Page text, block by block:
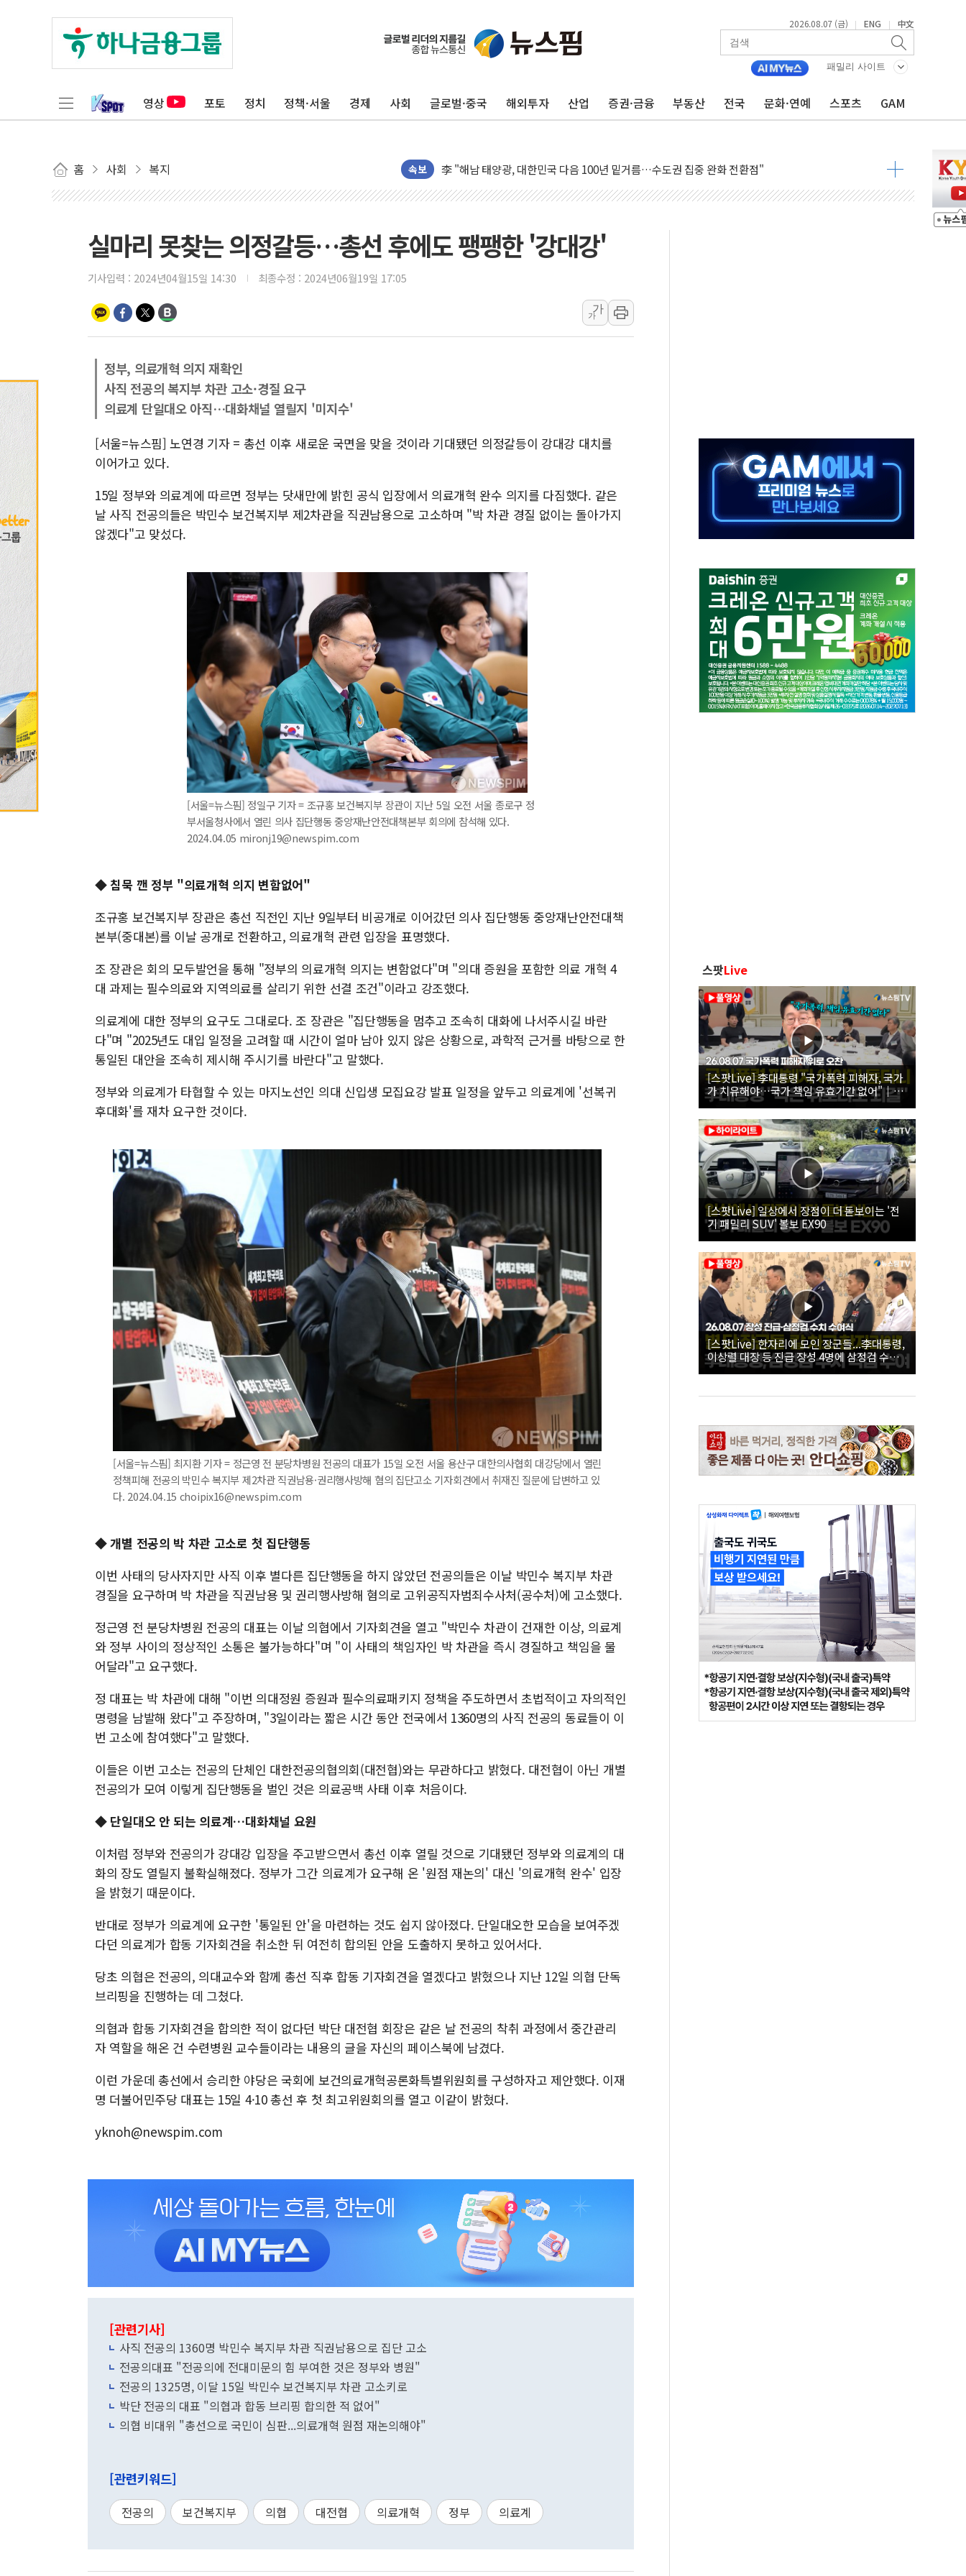
2026.08.07 (금) | ENG | 中文
패밀리 사이트
영상 포토 정치 정책·서울 경제 사회 글로벌·중국 해외투자 산업 증권·금융 부동산 전국 문화·연예 스포츠 GAM
홈 사회 복지 속보
[사진] 이슬람 수니파 3개국, 공동방위협정 체결
뉴욕증시 개장 전 특징주...아틀라시안·클라우드플레어·태양광주↑ VS 트레이드데스크·웬디스↓
트럼프 "금리 내려야"…파월 때와 달리 워시엔 톤 낮춰
특정 정치인 측근 포항시 정책특보 내정설...포항시 '시끌'
李 대통령, '6시간 마라톤 부동산 2차 회의' 주재… "전폭적 공급 확대·속도전 총력"
트럼프, 中 겨냥 폴리실리콘 관세 15% 부과…美 태양광주 급등
이란와이어 "이란 최고지도자 위독…곧 사망해도 놀랍지 않아"
남동발전, 해남군에 국내 최대 규모 400MW 태양광 착공…여의도 1.6배 규모
황희 '폐버스 청년주택' SNS 글 역풍에 "정부정책 아냐" 해명
폭염 누그러지고 가뭄 숙지나...경북동해안권 8~9일 최대 100mm 호우
사우디·튀르키예·파키스탄, '공동방위협정' 체결… 수니파 국가들의 새 안보 협력 구도
[베트남 증시] 유동성 부진 지속, 강보합 마감...석유·가스주 올랐지만 빈그룹이 상쇄
실마리 못찾는 의정갈등…총선 후에도 팽팽한 '강대강'
기사입력 : 2024년04월15일 14:30 최종수정 : 2024년06월19일 17:05
가
가
정부, 의료개혁 의지 재확인
사직 전공의 복지부 차관 고소·경질 요구
의료계 단일대오 아직…대화채널 열릴지 '미지수'
[서울=뉴스핌] 노연경 기자 = 총선 이후 새로운 국면을 맞을 것이라 기대됐던 의정갈등이 강대강 대치를
이어가고 있다.
15일 정부와 의료계에 따르면 정부는 닷새만에 밝힌 공식 입장에서 의료개혁 완수 의지를 다짐했다. 같은
날 사직 전공의들은 박민수 보건복지부 제2차관을 직권남용으로 고소하며 "박 차관 경질 없이는 돌아가지
않겠다"고 맞섰다.
[서울=뉴스핌] 정일구 기자 = 조규홍 보건복지부 장관이 지난 5일 오전 서울 종로구 정
부서울청사에서 열린 의사 집단행동 중앙재난안전대책본부 회의에 참석해 있다.
2024.04.05 mironj19@newspim.com
◆ 침묵 깬 정부 "의료개혁 의지 변함없어"
조규홍 보건복지부 장관은 총선 직전인 지난 9일부터 비공개로 이어갔던 의사 집단행동 중앙재난안전대책
본부(중대본)를 이날 공개로 전환하고, 의료개혁 관련 입장을 표명했다.
조 장관은 회의 모두발언을 통해 "정부의 의료개혁 의지는 변함없다"며 "의대 증원을 포함한 의료 개혁 4
대 과제는 필수의료와 지역의료를 살리기 위한 선결 조건"이라고 강조했다.
의료계에 대한 정부의 요구도 그대로다. 조 장관은 "집단행동을 멈추고 조속히 대화에 나서주시길 바란
다"며 "2025년도 대입 일정을 고려할 때 시간이 얼마 남아 있지 않은 상황으로, 과학적 근거를 바탕으로 한
통일된 대안을 조속히 제시해 주시기를 바란다"고 말했다.
정부와 의료계가 타협할 수 있는 마지노선인 의대 신입생 모집요강 발표 일정을 앞두고 의료계에 '선복귀
후대화'를 재차 요구한 것이다.
[서울=뉴스핌] 최지환 기자 = 정근영 전 분당차병원 전공의 대표가 15일 오전 서울 용산구 대한의사협회 대강당에서 열린
정책피해 전공의 박민수 복지부 제2차관 직권남용·권리행사방해 혐의 집단고소 기자회견에서 취재진 질문에 답변하고 있
다. 2024.04.15 choipix16@newspim.com
◆ 개별 전공의 박 차관 고소로 첫 집단행동
이번 사태의 당사자지만 사직 이후 별다른 집단행동을 하지 않았던 전공의들은 이날 박민수 복지부 차관
경질을 요구하며 박 차관을 직권남용 및 권리행사방해 혐의로 고위공직자범죄수사처(공수처)에 고소했다.
정근영 전 분당차병원 전공의 대표는 이날 의협에서 기자회견을 열고 "박민수 차관이 건재한 이상, 의료계
와 정부 사이의 정상적인 소통은 불가능하다"며 "이 사태의 책임자인 박 차관을 즉시 경질하고 책임을 물
어달라"고 요구했다.
정 대표는 박 차관에 대해 "이번 의대정원 증원과 필수의료패키지 정책을 주도하면서 초법적이고 자의적인
명령을 남발해 왔다"고 주장하며, "3일이라는 짧은 시간 동안 전국에서 1360명의 사직 전공의 동료들이 이
번 고소에 참여했다"고 말했다.
이들은 이번 고소는 전공의 단체인 대한전공의협의회(대전협)와는 무관하다고 밝혔다. 대전협이 아닌 개별
전공의가 모여 이렇게 집단행동을 벌인 것은 의료공백 사태 이후 처음이다.
◆ 단일대오 안 되는 의료계…대화채널 요원
이처럼 정부와 전공의가 강대강 입장을 주고받으면서 총선 이후 열릴 것으로 기대됐던 정부와 의료계의 대
화의 장도 열릴지 불확실해졌다. 정부가 그간 의료계가 요구해 온 '원점 재논의' 대신 '의료개혁 완수' 입장
을 밝혔기 때문이다.
반대로 정부가 의료계에 요구한 '통일된 안'을 마련하는 것도 쉽지 않아졌다. 단일대오한 모습을 보여주겠
다던 의료계가 합동 기자회견을 취소한 뒤 여전히 합의된 안을 도출하지 못하고 있어서다.
당초 의협은 전공의, 의대교수와 함께 총선 직후 합동 기자회견을 열겠다고 밝혔으나 지난 12일 의협 단독
브리핑을 진행하는 데 그쳤다.
의협과 합동 기자회견을 합의한 적이 없다던 박단 대전협 회장은 같은 날 전공의 착취 과정에서 중간관리
자 역할을 해온 건 수련병원 교수들이라는 내용의 글을 자신의 페이스북에 남겼다.
이런 가운데 총선에서 승리한 야당은 국회에 보건의료개혁공론화특별위원회를 구성하자고 제안했다. 이재
명 더불어민주당 대표는 15일 4·10 총선 후 첫 최고위원회의를 열고 이같이 밝혔다.
yknoh@newspim.com
[관련기사]
사직 전공의 1360명 박민수 복지부 차관 직권남용으로 집단 고소
전공의대표 "전공의에 전대미문의 힘 부여한 것은 정부와 병원"
전공의 1325명, 이달 15일 박민수 보건복지부 차관 고소키로
박단 전공의 대표 "의협과 합동 브리핑 합의한 적 없어"
의협 비대위 "총선으로 국민이 심판...의료개혁 원점 재논의해야"
[관련키워드]
전공의 보건복지부 의협 대전협 의료개혁 정부 의료계
스팟Live
[스팟Live] 李대통령 "국가폭력 피해자, 국가
가 치유해야…국가 책임 유효기간 없어"｜
26.08.07 국가폭력 피해자 위로 오찬
[스팟Live] 일상에서 장점이 더 돋보이는 '전
기 패밀리 SUV' 볼보 EX90
[스팟Live] 한자리에 모인 장군들...李대통령,
이상렬 대장 등 진급 장성 4명에 삼정검 수치
직접 수여｜26.08.07 장성 진급·삼정검 수치